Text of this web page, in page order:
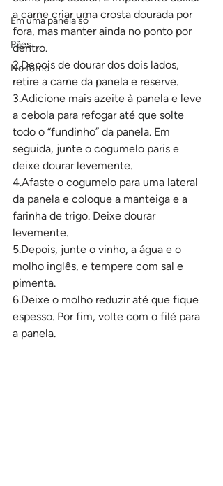
Em uma panela só
Pães
No forno
a carne criar uma crosta dourada por
fora, mas manter ainda no ponto por
dentro.
2.Depois de dourar dos dois lados,
retire a carne da panela e reserve.
3.Adicione mais azeite à panela e leve
a cebola para refogar até que solte
todo o “fundinho” da panela. Em
seguida, junte o cogumelo paris e
deixe dourar levemente.
4.Afaste o cogumelo para uma lateral
da panela e coloque a manteiga e a
farinha de trigo. Deixe dourar
levemente.
5.Depois, junte o vinho, a água e o
molho inglês, e tempere com sal e
pimenta.
6.Deixe o molho reduzir até que fique
espesso. Por fim, volte com o filé para
a panela.